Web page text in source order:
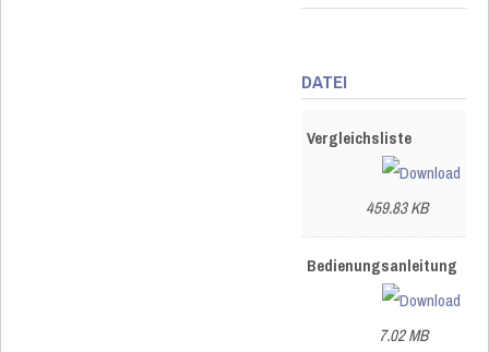
DATEI
Vergleichsliste
459.83 KB
Bedienungsanleitung
7.02 MB